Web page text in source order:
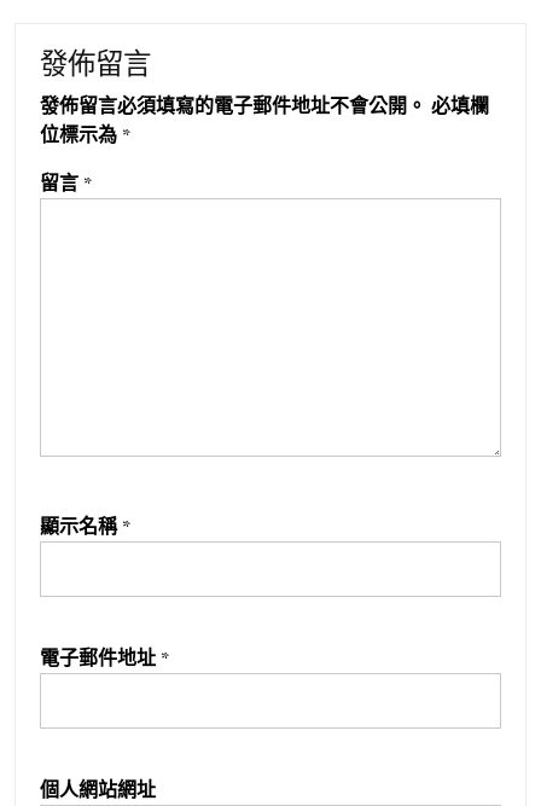
發佈留言
發佈留言必須填寫的電子郵件地址不會公開。 必填欄
位標示為 *
留言 *
顯示名稱 *
電子郵件地址 *
個人網站網址